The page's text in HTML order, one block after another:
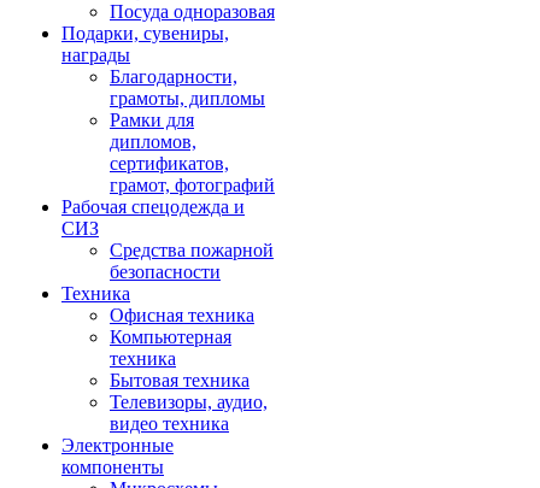
Посуда одноразовая
Подарки, сувениры,
награды
Благодарности,
грамоты, дипломы
Рамки для
дипломов,
сертификатов,
грамот, фотографий
Рабочая спецодежда и
СИЗ
Средства пожарной
безопасности
Техника
Офисная техника
Компьютерная
техника
Бытовая техника
Телевизоры, аудио,
видео техника
Электронные
компоненты